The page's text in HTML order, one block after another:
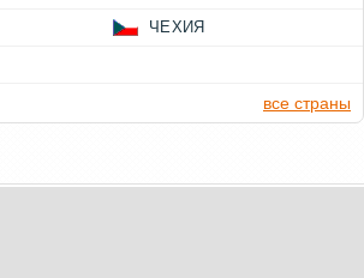
ЧЕХИЯ
все страны